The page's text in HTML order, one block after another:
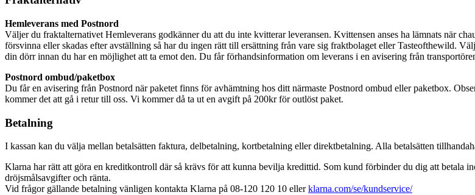
Hemleverans med Postnord
Väljer du fraktalternativet Hemleverans godkänner du att du inte kvitterar leveransen. Kvittensen anses ha lämnats när
försvinna eller skadas efter avställning så har du ingen rätt till ersättning från vare sig fraktbolaget eller Tasteofthewild.
din dörr innan du har en möjlighet att ta emot den. Du får förhandsinformation om leverans i en avisering från
Postnord ombud/paketbox
Du får en avisering från Postnord när paketet finns för avhämtning hos ditt närmaste Postnord ombud eller paketbox.
kommer det att gå i retur till oss. Vi kommer då ta ut en avgift på 200kr för outlöst paket.
Betalning
I kassan kan du välja mellan betalsätten faktura, delbetalning, kortbetalning eller direktbetalning. Alla betalsätten
Klarna har rätt att göra en kreditkontroll där så krävs för att kunna bevilja kredittid. Som kund förbinder du dig att betala
dröjsmålsavgifter och ränta.
Vid frågor gällande betalning vänligen kontakta Klarna på 08-120 120 10 ellerklarna.com/se/kundservice/